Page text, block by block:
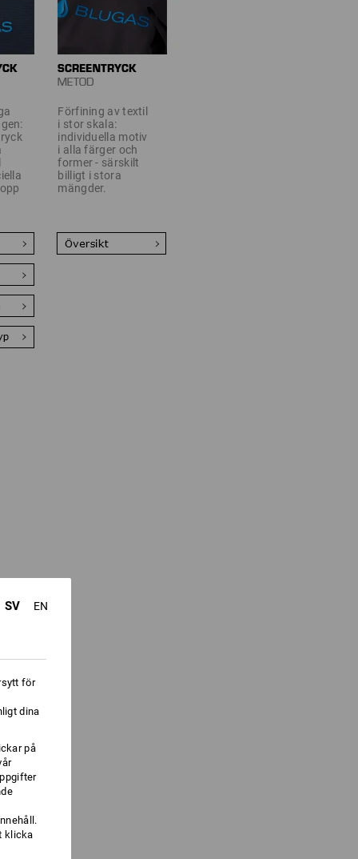
Förfining av textil
i stor skala:
individuella motiv
i alla färger och
former - särskilt
billigt i stora
mängder.
SV EN
för
dina
på
klicka